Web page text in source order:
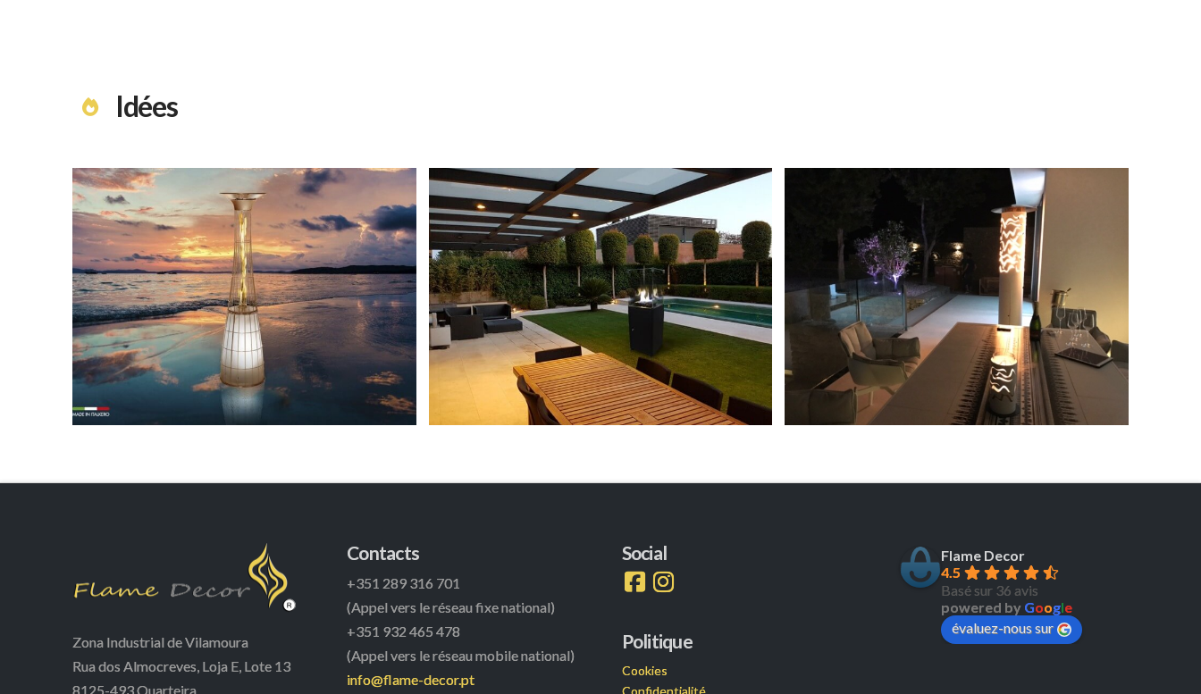
Idées
Zona Industrial de Vilamoura
Rua dos Almocreves, Loja E, Lote 13
8125-493 Quarteira
Contacts
+351 289 316 701
(Appel vers le réseau fixe national)
+351 932 465 478
(Appel vers le réseau mobile national)
info@flame-decor.pt
Social
Politique
Cookies
Confidentialité
Flame Decor
4.5
Basé sur 36 avis
powered by Google
évaluez-nous sur